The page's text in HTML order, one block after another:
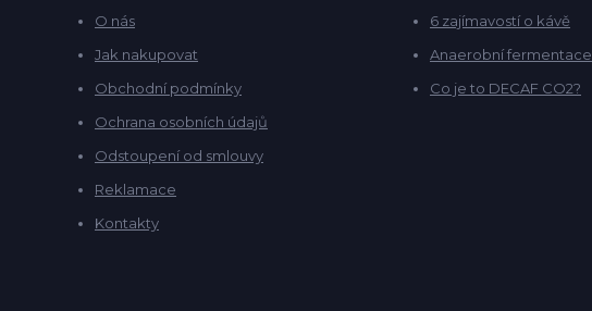
O nás
Jak nakupovat
Obchodní podmínky
Ochrana osobních údajů
Odstoupení od smlouvy
Reklamace
Kontakty
6 zajímavostí o kávě
Anaerobní fermentace
Co je to DECAF CO2?